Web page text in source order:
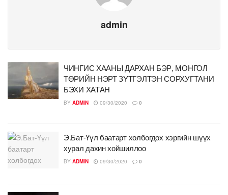
admin
ЧИНГИС ХААНЫ ДАРХАН БЭР, МОНГОЛ
ТӨРИЙН НЭРТ ЗYТГЭЛТЭН СОРХУГТАНИ
БЭХИ ХАТАН
BY ADMIN 09/30/2020 0
Э.Бат-Үүл баатарт холбогдох хэргийн шүүх
хурал дахин хойшиллоо
BY ADMIN 09/30/2020 0